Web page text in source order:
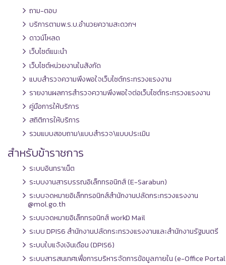
ถาม-ตอบ
บริการตามพ.ร.บ.อำนวยความสะดวกฯ
ดาวน์โหลด
เว็บไซต์แนะนำ
เว็บไซต์หน่วยงานในสังกัด
แบบสำรวจความพึงพอใจเว็บไซต์กระทรวงแรงงาน
รายงานผลการสำรวจความพึงพอใจต่อเว็บไซต์กระทรวงแรงงาน
คู่มือการให้บริการ
สถิติการให้บริการ
รวมแบบสอบถาม\แบบสำรวจ\แบบประเมิน
สำหรับข้าราชการ
ระบบอินทราเน็ต
ระบบงานสารบรรณอิเล็กทรอนิกส์ (E-Sarabun)
ระบบจดหมายอิเล็กทรอนิกส์สำนักงานปลัดกระทรวงแรงงาน
@mol.go.th
ระบบจดหมายอิเล็กทรอนิกส์ workD Mail
ระบบ DPIS6 สำนักงานปลัดกระทรวงแรงงานและสำนักงานรัฐมนตรี
ระบบใบแจ้งเงินเดือน (DPIS6)
ระบบสารสนเทศเพื่อการบริหารจัดการข้อมูลภายใน (e-Office